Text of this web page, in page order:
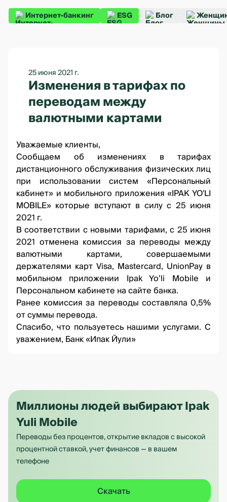
Интернет-банкинг ESG Блог
25 июня 2021 г.
Изменения в тарифах по
переводам между
валютными картами
Уважаемые клиенты,
Сообщаем об изменениях в тарифах
дистанционного обслуживания физических лиц
при использовании систем «Персональный
кабинет» и мобильного приложения «IPAK YO'LI
MOBILE» которые вступают в силу с 25 июня
2021 г.
В соответствии с новыми тарифами, с 25 июня
2021 отменена комиссия за переводы между
валютными картами, совершаемыми
держателями карт Visa, Mastercard, UnionPay в
мобильном приложении Ipak Yo’li Mobile и
Персональном кабинете на сайте банка.
Ранее комиссия за переводы составляла 0,5%
от суммы перевода.
Спасибо, что пользуетесь нашими услугами. С
уважением, Банк «Ипак Йули»
Миллионы людей выбирают Ipak
Yuli Mobile
Переводы без процентов, открытие вкладов с высокой
процентной ставкой, учет финансов — в вашем
телефоне
Скачать